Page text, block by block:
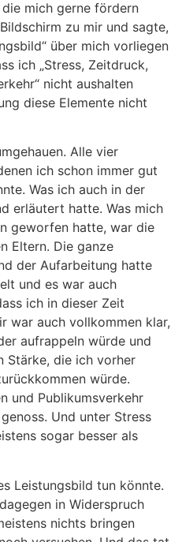
mich gerne fördern
zu mir und sagte,
über mich vorliegen
ich „Stress, Zeitdruck,
nicht aushalten
diese Elemente nicht
Alle vier
ich schon immer gut
Was ich auch in der
erläutert hatte. Was mich
geworfen hatte, war die
Eltern. Die ganze
der Aufarbeitung hatte
und es war auch
ich in dieser Zeit
war auch vollkommen klar,
aufrappeln würde und
Stärke, die ich vorher
würde.
und Publikumsverkehr
Und unter Stress
sogar besser als
Leistungsbild tun könnte.
in Widerspruch
nichts bringen